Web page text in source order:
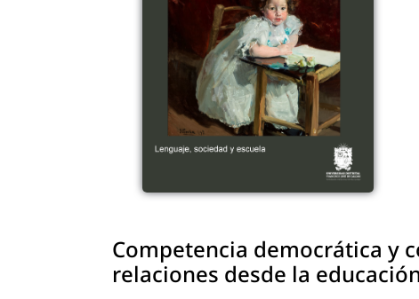
Competencia democrática y
relaciones desde la